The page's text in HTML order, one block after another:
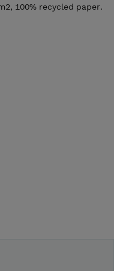
100% recycled paper.